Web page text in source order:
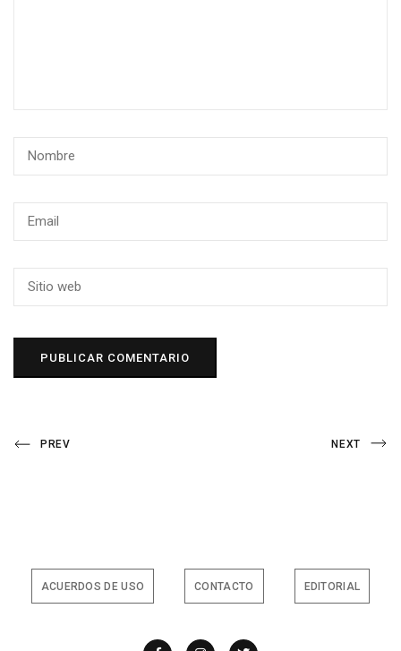
Navegación
Previous
PREV
Next
NEXT
ACUERDOS DE USO CONTACTO EDITORIAL